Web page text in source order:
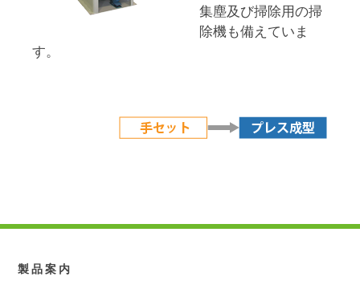
集塵及び掃除用の掃
除機も備えていま
す。
製品案内